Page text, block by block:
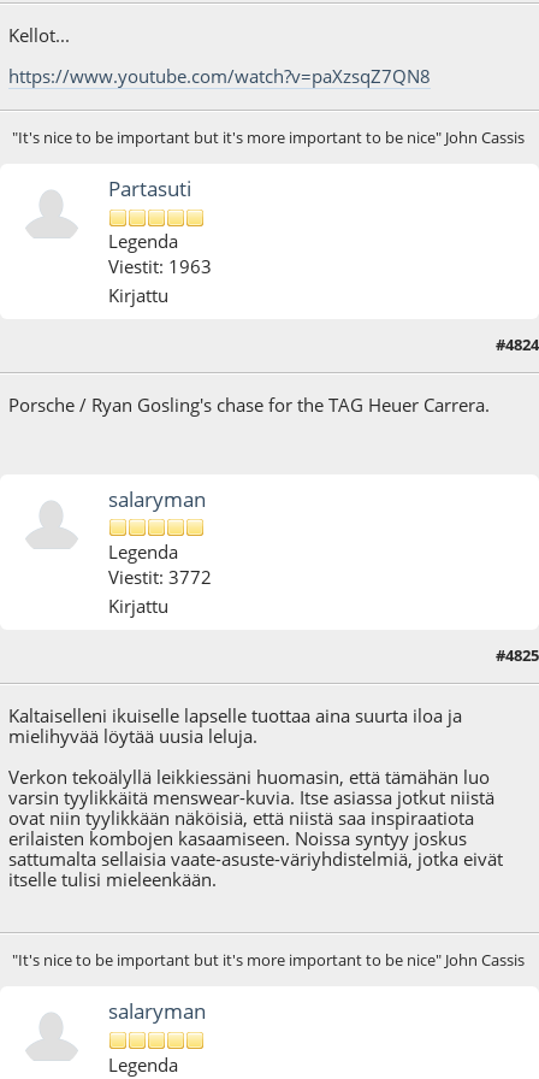
Kellot...
https://www.youtube.com/watch?v=paXzsqZ7QN8
"It's nice to be important but it's more important to be nice" John Cassis
Partasuti
Legenda
Viestit: 1963
Kirjattu
#4824
Porsche / Ryan Gosling's chase for the TAG Heuer Carrera.
salaryman
Legenda
Viestit: 3772
Kirjattu
: 23.08.24 - klo:10:18 käyttäjältä salaryman
#4825
Kaltaiselleni ikuiselle lapselle tuottaa aina suurta iloa ja
mielihyvää löytää uusia leluja.
Verkon tekoälyllä leikkiessäni huomasin, että tämähän luo
varsin tyylikkäitä menswear-kuvia. Itse asiassa jotkut niistä
ovat niin tyylikkään näköisiä, että niistä saa inspiraatiota
erilaisten kombojen kasaamiseen. Noissa syntyy joskus
sattumalta sellaisia vaate-asuste-väriyhdistelmiä, jotka eivät
itselle tulisi mieleenkään.
"It's nice to be important but it's more important to be nice" John Cassis
salaryman
Legenda